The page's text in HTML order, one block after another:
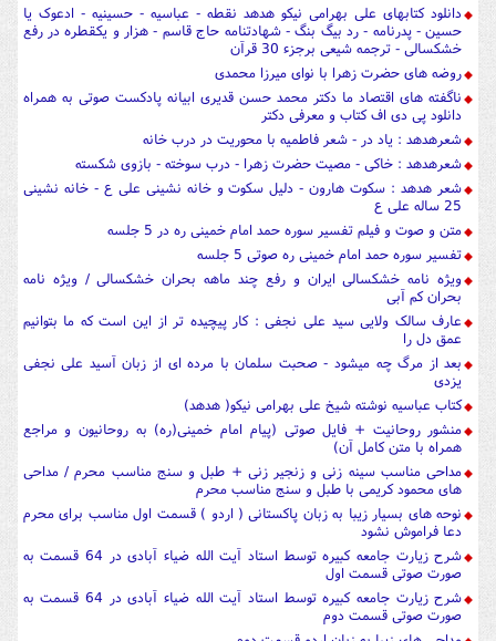
دانلود کتابهای علی بهرامی نیکو هدهد نقطه - عباسیه - حسینیه - ادعوک یا
حسین - پدرنامه - رد بیگ بنگ - شهادتنامه حاج قاسم - هزار و یکقطره در رفع
خشکسالی - ترجمه شیعی برجزء 30 قرآن
روضه های حضرت زهرا با نوای میرزا محمدی
ناگفته های اقتصاد ما دکتر محمد حسن قدیری ابیانه پادکست صوتی به همراه
دانلود پی دی اف کتاب و معرفی دکتر
شعرهدهد : یاد در - شعر فاطمیه با محوریت در درب خانه
شعرهدهد : خاکی - مصیت حضرت زهرا - درب سوخته - بازوی شکسته
شعر هدهد : سکوت هارون - دلیل سکوت و خانه نشینی علی ع - خانه نشینی
25 ساله علی ع
متن و صوت و فیلم تفسیر سوره حمد امام خمینی ره در 5 جلسه
تفسیر سوره حمد امام خمینی ره صوتی 5 جلسه
ویژه نامه خشکسالی ایران و رفع چند ماهه بحران خشکسالی / ویژه نامه
بحران کم آبی
عارف سالک ولایی سید علی نجفی : کار پیچیده تر از این است که ما بتوانیم
عمق دل را
بعد از مرگ چه میشود - صحبت سلمان با مرده ای از زبان آسید علی نجفی
یزدی
کتاب عباسیه نوشته شیخ علی بهرامی نیکو( هدهد)
منشور روحانیت + فایل صوتی (پیام امام خمینی(ره) به روحانیون و مراجع
همراه با متن کامل آن)
مداحی مناسب سینه زنی و زنجیر زنی + طبل و سنج مناسب محرم / مداحی
های محمود کریمی با طبل و سنج مناسب محرم
نوحه های بسیار زیبا به زبان پاکستانی ( اردو ) قسمت اول مناسب برای محرم
دعا فراموش نشود
شرح زیارت جامعه کبیره توسط استاد آیت الله ضیاء آبادی در 64 قسمت به
صورت صوتی قسمت اول
شرح زیارت جامعه کبیره توسط استاد آیت الله ضیاء آبادی در 64 قسمت به
صورت صوتی قسمت دوم